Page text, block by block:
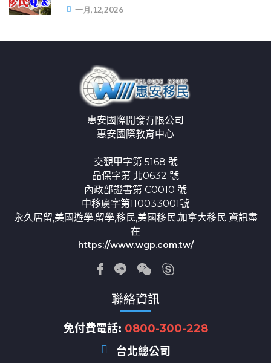
一月,12,2026
惠安國際開發有限公司
惠安國際教育中心
交觀甲字第 5168 號
品保字第 北0632 號
內政部證書第 C0010 號
中移廣字第110033001號
永久居留,美國遊學,留學,移民,美國移民,加拿大移民 資訊盡
在
https://www.wgp.com.tw/
聯絡資訊
免付費電話: 0800-300-228
台北總公司